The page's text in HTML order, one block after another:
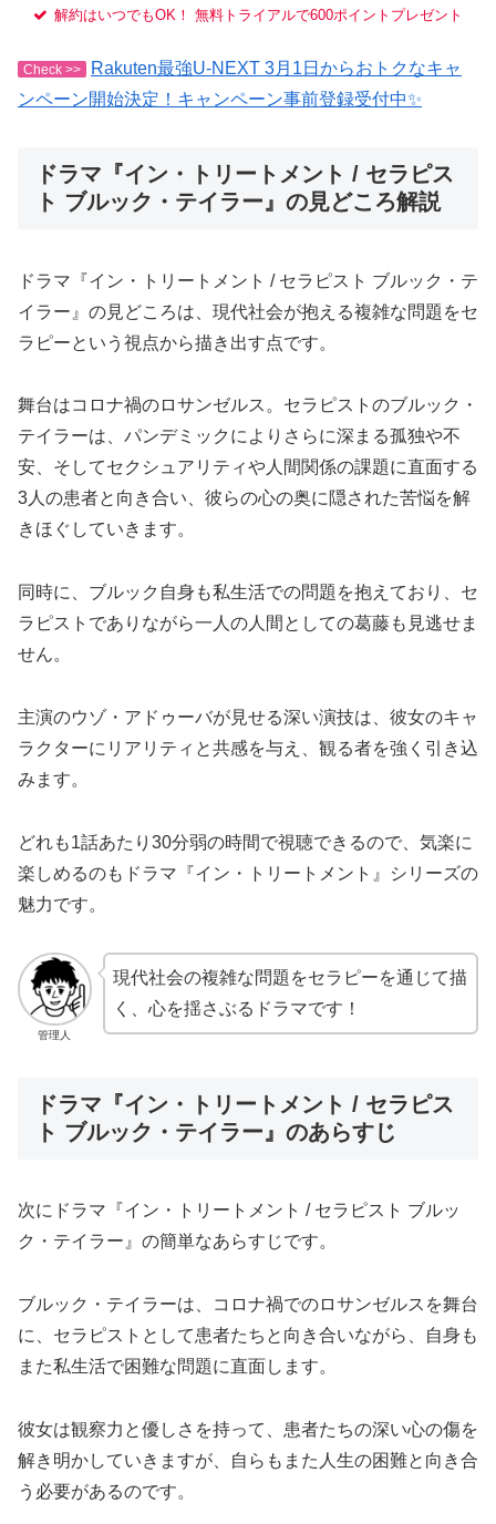
解約はいつでもOK！ 無料トライアルで600ポイントプレゼント
Check >>
Rakuten最強U-NEXT 3月1日からおトクなキャ
ンペーン開始決定！キャンペーン事前登録受付中✨
ドラマ『イン・トリートメント / セラピス
ト ブルック・テイラー』の見どころ解説
ドラマ『イン・トリートメント / セラピスト ブルック・テ
イラー』の見どころは、現代社会が抱える複雑な問題をセ
ラピーという視点から描き出す点です。
舞台はコロナ禍のロサンゼルス。セラピストのブルック・
テイラーは、パンデミックによりさらに深まる孤独や不
安、そしてセクシュアリティや人間関係の課題に直面する
3人の患者と向き合い、彼らの心の奥に隠された苦悩を解
きほぐしていきます。
同時に、ブルック自身も私生活での問題を抱えており、セ
ラピストでありながら一人の人間としての葛藤も見逃せま
せん。
主演のウゾ・アドゥーバが見せる深い演技は、彼女のキャ
ラクターにリアリティと共感を与え、観る者を強く引き込
みます。
どれも1話あたり30分弱の時間で視聴できるので、気楽に
楽しめるのもドラマ『イン・トリートメント』シリーズの
魅力です。
管理人
現代社会の複雑な問題をセラピーを通じて描
く、心を揺さぶるドラマです！
ドラマ『イン・トリートメント / セラピス
ト ブルック・テイラー』のあらすじ
次にドラマ『イン・トリートメント / セラピスト ブルッ
ク・テイラー』の簡単なあらすじです。
ブルック・テイラーは、コロナ禍でのロサンゼルスを舞台
に、セラピストとして患者たちと向き合いながら、自身も
また私生活で困難な問題に直面します。
彼女は観察力と優しさを持って、患者たちの深い心の傷を
解き明かしていきますが、自らもまた人生の困難と向き合
う必要があるのです。